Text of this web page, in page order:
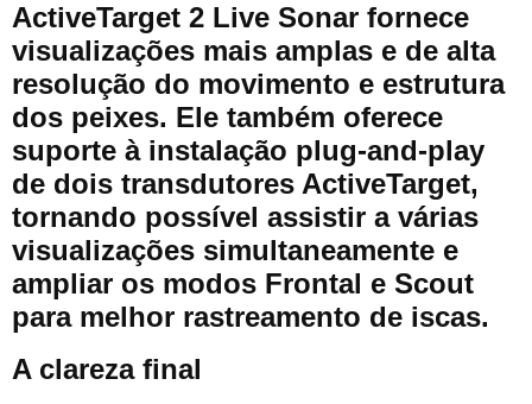
ActiveTarget 2 Live Sonar fornece
visualizações mais amplas e de alta
resolução do movimento e estrutura
dos peixes. Ele também oferece
suporte à instalação plug-and-play
de dois transdutores ActiveTarget,
tornando possível assistir a várias
visualizações simultaneamente e
ampliar os modos Frontal e Scout
para melhor rastreamento de iscas.
A clareza final